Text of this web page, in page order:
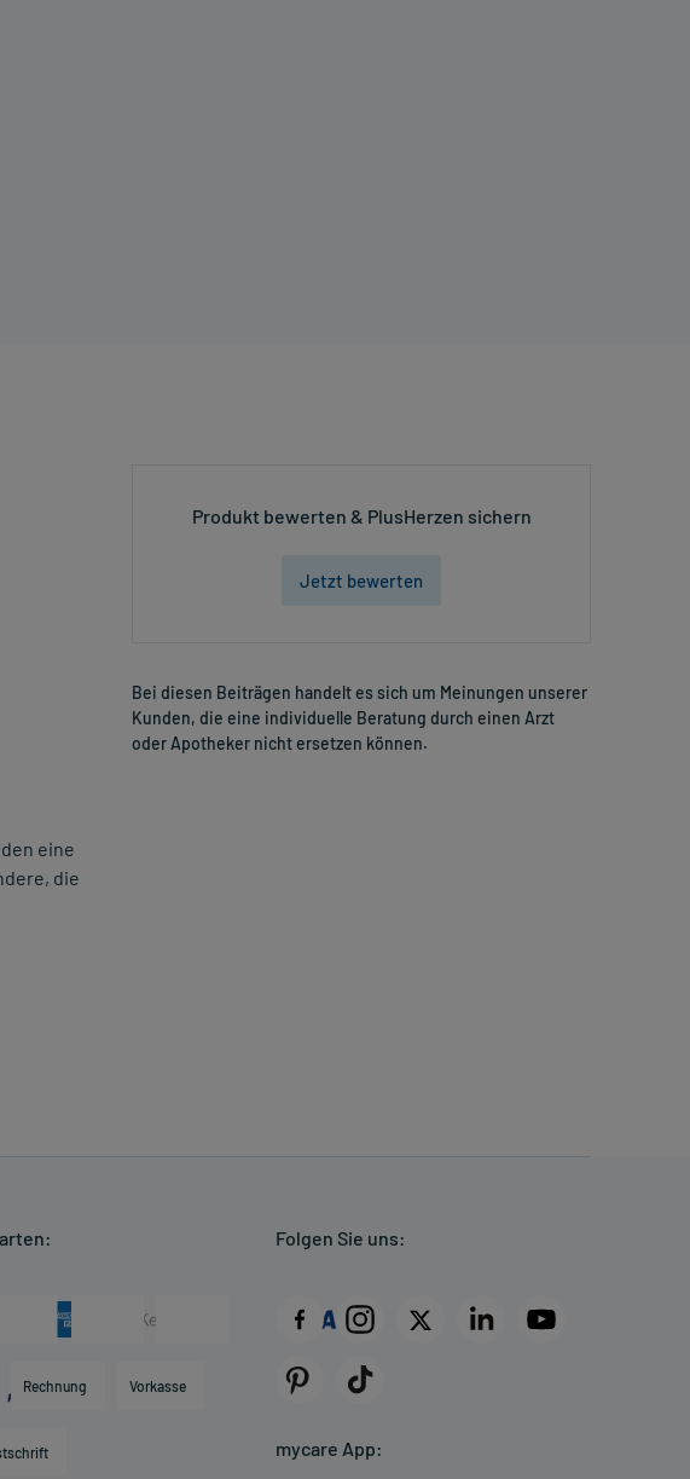
eine
die
Produkt bewerten & PlusHerzen sichern
Jetzt bewerten
Bei diesen Beiträgen handelt es sich um Meinungen unserer
Kunden, die eine individuelle Beratung durch einen Arzt
oder Apotheker nicht ersetzen können.
Rechnung Vorkasse
Folgen Sie uns:
mycare App: